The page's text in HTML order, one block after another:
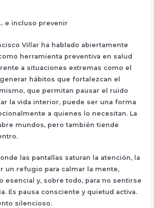
e incluso prevenir
Villar ha hablado abiertamente
herramienta preventiva en salud
a situaciones extremas como el
hábitos que fortalezcan el
que permitan pausar el ruido
la vida interior, puede ser una forma
a quienes lo necesitan. La
mundos, pero también tiende
las pantallas saturan la atención, la
un refugio para calmar la mente,
esencial y, sobre todo, para no sentirse
Es pausa consciente y quietud activa.
silencioso.